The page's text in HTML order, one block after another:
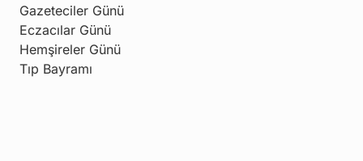
Gazeteciler Günü
Eczacılar Günü
Hemşireler Günü
Tıp Bayramı